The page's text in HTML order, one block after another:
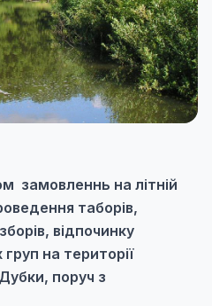
замовленнь на літній
таборів,
відпочинку
на території
поруч з